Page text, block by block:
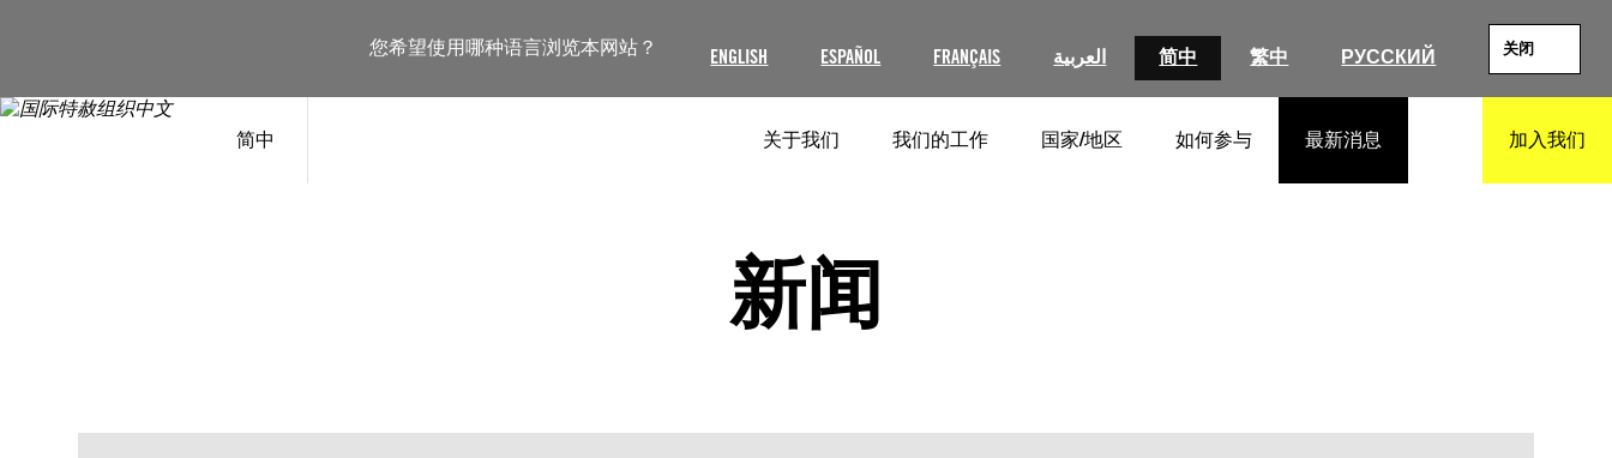
您希望使用哪种语言浏览本网站？ ENGLISH ESPAÑOL FRANÇAIS العربية 简中 繁中 РУССКИЙ 关闭
简中 关于我们 我们的工作 国家/地区 如何参与 最新消息 加入我们
新闻